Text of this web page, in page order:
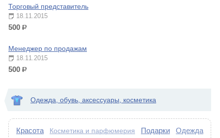
Торговый представитель
18.11.2015
500 р.
Менеджер по продажам
18.11.2015
500 р.
Одежда, обувь, аксессуары, косметика
Красота Косметика и парфюмерия Подарки
Одежда